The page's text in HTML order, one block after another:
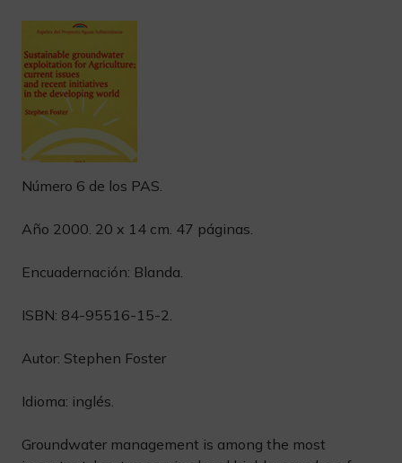
Número 6 de los PAS.
Año 2000. 20 x 14 cm. 47 páginas.
Encuadernación: Blanda.
ISBN: 84-95516-15-2.
Autor: Stephen Foster
Idioma: inglés.
Groundwater management is among the most